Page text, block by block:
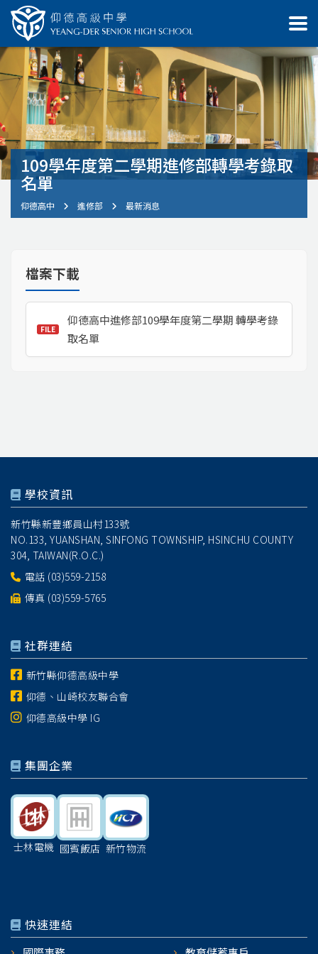
109學年度第二學期進修部轉學考錄取
名單
仰德高中 進修部 最新消息
檔案下載
仰德高中進修部109學年度第二學期 轉學考錄
取名單
學校資訊
新竹縣新豐鄉員山村133號
NO.133, YUANSHAN, SINFONG TOWNSHIP, HSINCHU COUNTY
304, TAIWAN(R.O.C.)
電話 (03)559-2158
傳真 (03)559-5765
社群連結
新竹縣仰德高級中學
仰德、山崎校友聯合會
仰德高級中學 IG
集團企業
士林電機 國賓飯店 新竹物流
快速連結